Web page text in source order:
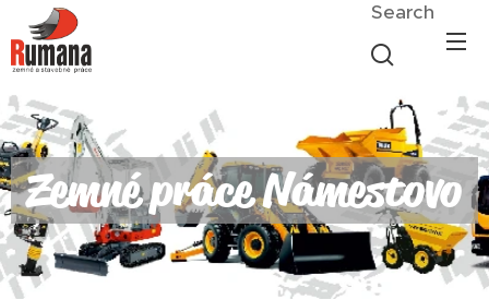
Search
Zemné práce Námestovo